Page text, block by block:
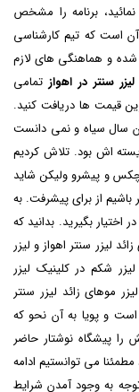
برنامه را مشخص
است که تیم کارشناسی
شده و هماهنگی های لازم
سنتر در اهواز تمامی
قیمت ها دریافت کنید.
سال سیاه و نمی دانست
اش بود. تلاش کردیم
و پیشرو ولیکن شاید
باشیم از برای پیشرفت. به
بگیرید. بدانید که
لیزر سنتر اهواز و لیزر
شکم در کلینیک لیزر
موهای زائد لیزر سنتر
است و پویا به آن نحو که
پیشگاه نوشتار حاضر
می توانستیم ادامه
به وجود آمدن شرایط